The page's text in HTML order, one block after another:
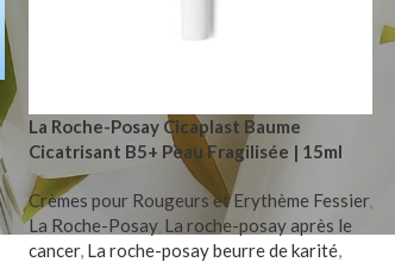
La Roche-Posay Cicaplast Baume
Cicatrisant B5+ Peau Fragilisée | 15ml
Crèmes pour Rougeurs et Erythème Fessier,
La Roche-Posay, La roche-posay après le
cancer, La roche-posay beurre de karité,